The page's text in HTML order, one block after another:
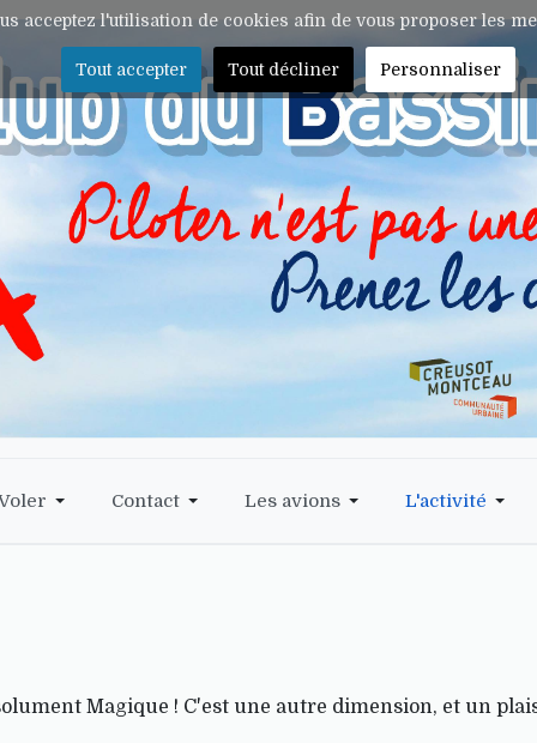
Contact Les avions L'activité
Magique ! C'est une autre dimension, et un
acceptez l'utilisation de cookies afin de vous proposer les
Tout accepter Tout décliner Personnaliser